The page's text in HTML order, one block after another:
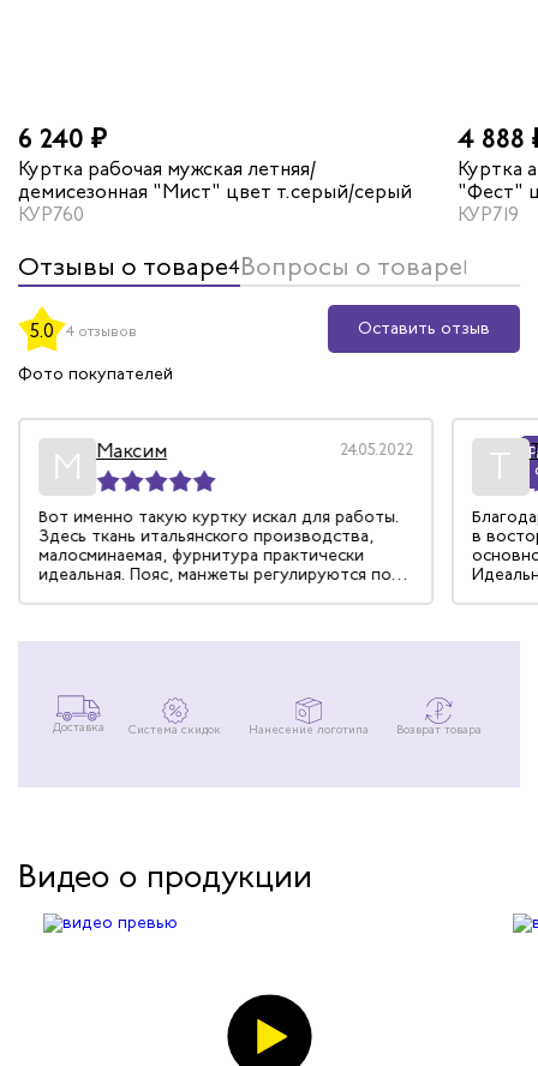
6 240 ₽
Куртка рабочая мужская летняя/
демисезонная "Мист" цвет т.серый/серый
КУР760
4 888
Куртка
"Фест"
КУР719
Отзывы о товаре4Вопросы о товаре1
5.0 4 отзывов
Оставить отзыв
Фото покупателей
М Максим 24.05.2022
Вот именно такую куртку искал для работы.
Здесь ткань итальянского производства,
малосминаемая, фурнитура практически
идеальная. Пояс, манжеты регулируются по
Т
Благодарим за модель
в
Доставка Система скидок Нанесение логотипа Возврат товара
Видео о продукции